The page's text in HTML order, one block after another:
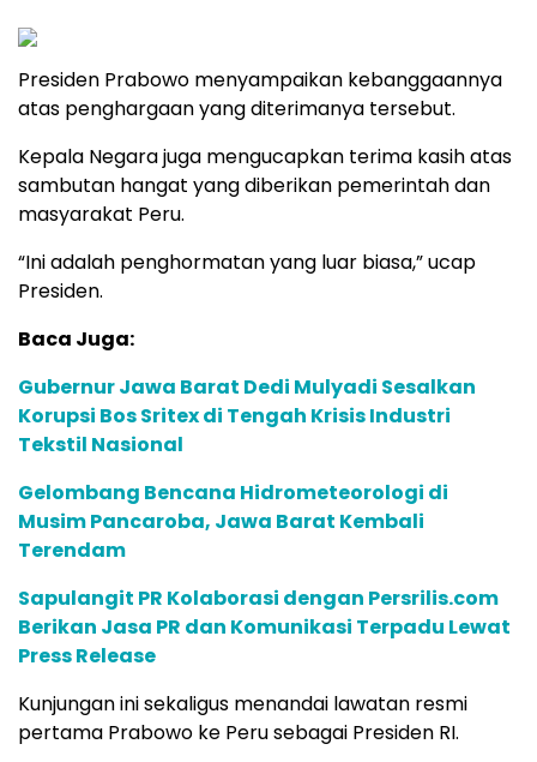
Presiden Prabowo menyampaikan kebanggaannya
atas penghargaan yang diterimanya tersebut.
Kepala Negara juga mengucapkan terima kasih atas
sambutan hangat yang diberikan pemerintah dan
masyarakat Peru.
“Ini adalah penghormatan yang luar biasa,” ucap
Presiden.
Baca Juga:
Gubernur Jawa Barat Dedi Mulyadi Sesalkan
Korupsi Bos Sritex di Tengah Krisis Industri
Tekstil Nasional
Gelombang Bencana Hidrometeorologi di
Musim Pancaroba, Jawa Barat Kembali
Terendam
Sapulangit PR Kolaborasi dengan Persrilis.com
Berikan Jasa PR dan Komunikasi Terpadu Lewat
Press Release
Kunjungan ini sekaligus menandai lawatan resmi
pertama Prabowo ke Peru sebagai Presiden RI.